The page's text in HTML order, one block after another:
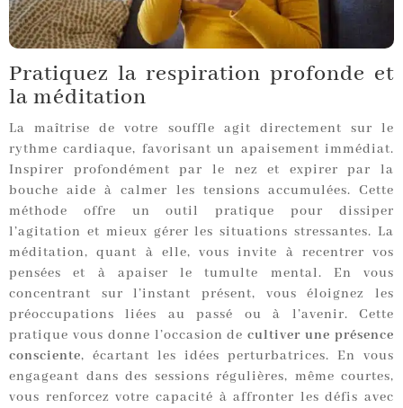
Pratiquez la respiration profonde et
la méditation
La maîtrise de votre souffle agit directement sur le
rythme cardiaque, favorisant un apaisement immédiat.
Inspirer profondément par le nez et expirer par la
bouche aide à calmer les tensions accumulées. Cette
méthode offre un outil pratique pour dissiper
l’agitation et mieux gérer les situations stressantes. La
méditation, quant à elle, vous invite à recentrer vos
pensées et à apaiser le tumulte mental. En vous
concentrant sur l’instant présent, vous éloignez les
préoccupations liées au passé ou à l’avenir. Cette
pratique vous donne l’occasion decultiver une présence
consciente, écartant les idées perturbatrices. En vous
engageant dans des sessions régulières, même courtes,
vous renforcez votre capacité à affronter les défis avec